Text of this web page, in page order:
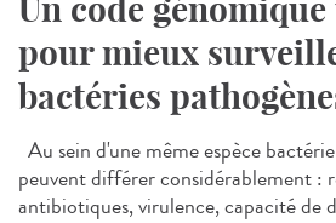
Un code
pour mieux
bactéries
Au sein d'une même espèce
peuvent différer considérablement :
antibiotiques, virulence, capacité de